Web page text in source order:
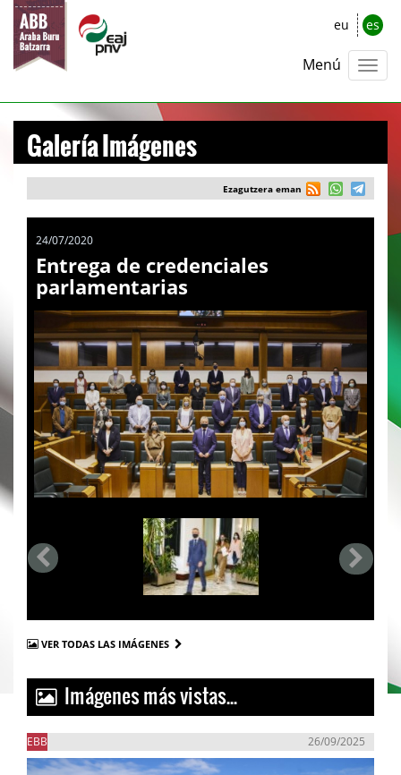
eu es
Menú
Galería Imágenes
Ezagutzera eman
24/07/2020
Entrega de credenciales
parlamentarias
VER TODAS LAS IMÁGENES
Imágenes más vistas...
EBB 26/09/2025